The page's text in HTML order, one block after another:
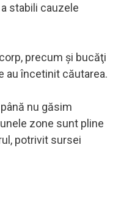
stabili cauzele
precum şi bucăţi
au încetinit căutarea.
nu găsim
zone sunt pline
potrivit sursei